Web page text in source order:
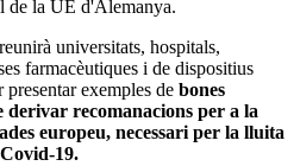
de la UE d'Alemanya.
universitats, hospitals,
farmacèutiques i de dispositius
presentar exemples de bones
recomanacions per a la
europeu, necessari per la lluita
19.